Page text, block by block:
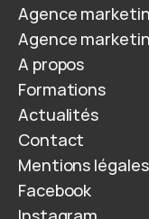
Agence
Agence
A propos
Formations
Actualités
Contact
Mentions légales
Facebook